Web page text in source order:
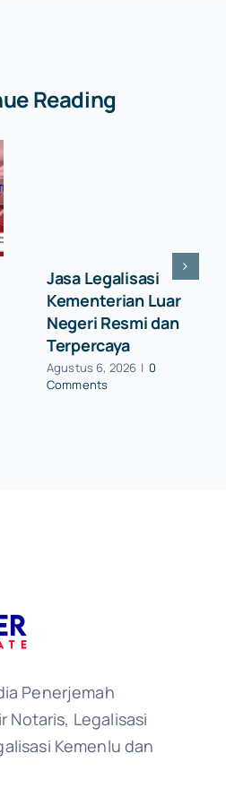
Reading
Jasa Legalisasi
Kementerian Luar
Negeri Resmi dan
Terpercaya
Agustus 6, 2026 | 0
Comments
Penerjemah
Notaris, Legalisasi
Kemenlu dan